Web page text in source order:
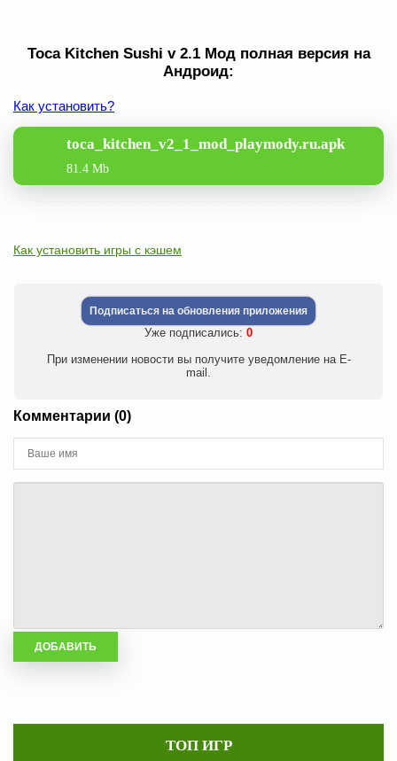
Toca Kitchen Sushi v 2.1 Мод полная версия на
Андроид:
Как установить?
toca_kitchen_v2_1_mod_playmody.ru.apk
81.4 Mb
Как установить игры с кэшем
Подписаться на обновления приложения
Уже подписались: 0
При изменении новости вы получите уведомление на E-
mail.
Комментарии (0)
ТОП ИГР